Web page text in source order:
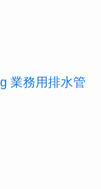
業務用排水管